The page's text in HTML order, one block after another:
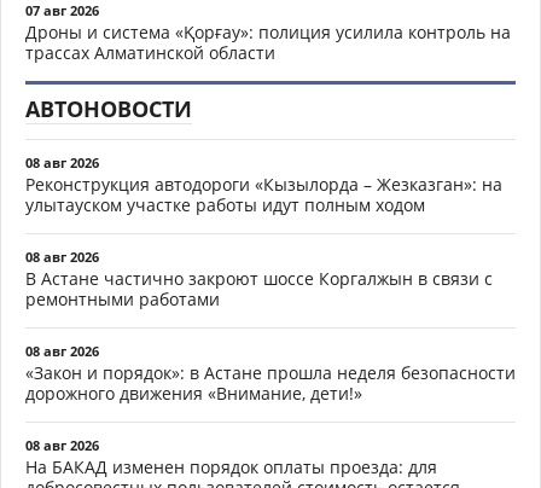
07 авг 2026
Дроны и система «Қорғау»: полиция усилила контроль на
трассах Алматинской области
АВТОНОВОСТИ
08 авг 2026
Реконструкция автодороги «Кызылорда – Жезказган»: на
улытауском участке работы идут полным ходом
08 авг 2026
В Астане частично закроют шоссе Коргалжын в связи с
ремонтными работами
08 авг 2026
«Закон и порядок»: в Астане прошла неделя безопасности
дорожного движения «Внимание, дети!»
08 авг 2026
На БАКАД изменен порядок оплаты проезда: для